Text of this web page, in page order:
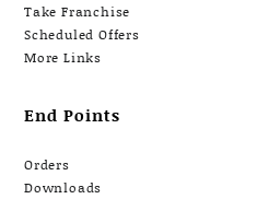
Take Franchise
Scheduled Offers
More Links
End Points
Orders
Downloads